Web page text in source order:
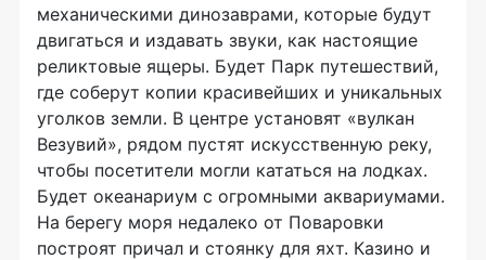
механическими динозаврами, которые будут
двигаться и издавать звуки, как настоящие
реликтовые ящеры. Будет Парк путешествий,
где соберут копии красивейших и уникальных
уголков земли. В центре установят «вулкан
Везувий», рядом пустят искусственную реку,
чтобы посетители могли кататься на лодках.
Будет океанариум с огромными аквариумами.
На берегу моря недалеко от Поваровки
построят причал и стоянку для яхт. Казино и